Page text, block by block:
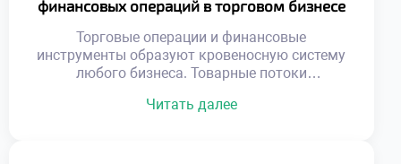
технологий мгновенно меняет правила
ведения торговли. Адаптивность к внешним
[…]
финансовых операций в торговом бизнесе
Торговые операции и финансовые
инструменты образуют кровеносную систему
любого бизнеса. Товарные потоки
средств. Без грамотного финансового
Читать далее